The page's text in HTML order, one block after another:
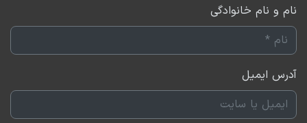
نام و نام خانوادگی
آدرس ایمیل